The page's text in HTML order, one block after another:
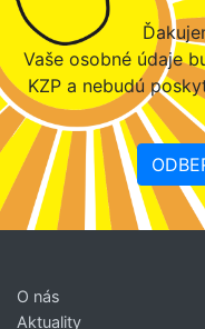
Vaše osobné údaje
KZP a nebudú
O nás
Aktuality